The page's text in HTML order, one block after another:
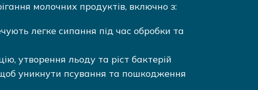
молочних продуктів, включно з:
легке сипання під час обробки та
утворення льоду та ріст бактерій
уникнути псування та пошкодження